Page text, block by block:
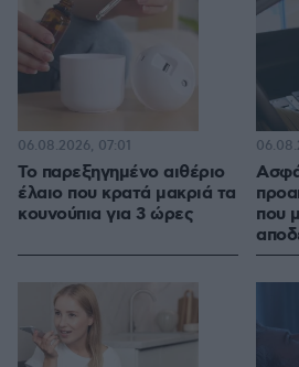
Το παρεξηγημένο αιθέριο
έλαιο που κρατά μακριά τα
κουνούπια για 3 ώρες
06.08.2026, 07:01
που